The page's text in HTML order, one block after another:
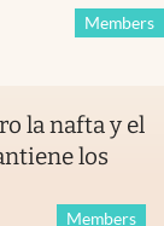
Members
la nafta y el
los
Members